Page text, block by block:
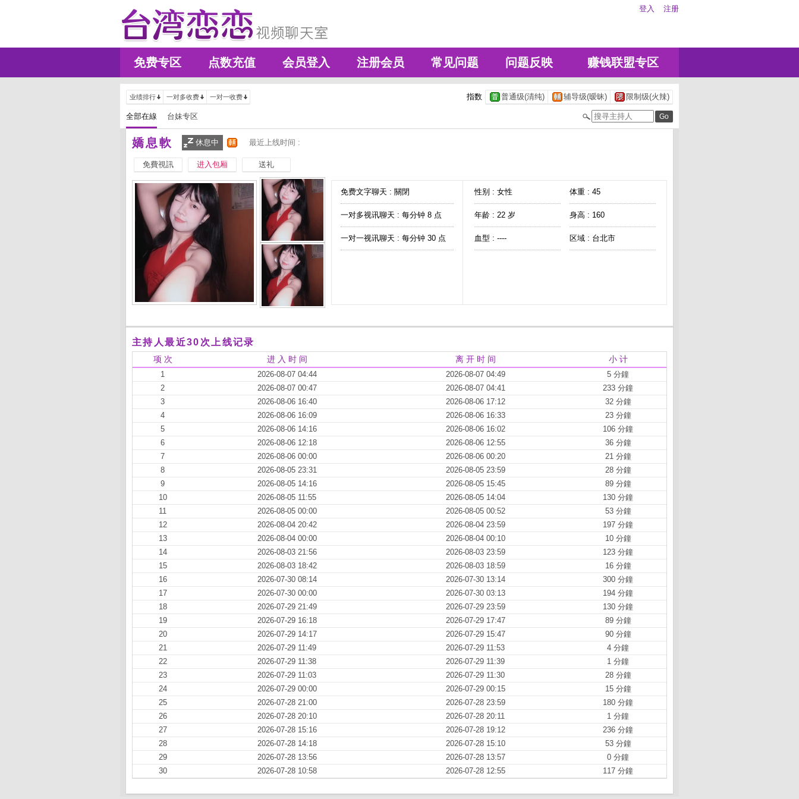
登入 注册
免费专区 点数充值 会员登入 注册会员 常见问题 问题反映 赚钱联盟专区
业绩排行 一对多收费 一对一收费 指数 普通级(清纯) 辅导级(暧昧) 限制级(火辣)
全部在線 台妹专区
嬌息軟 休息中 最近上线时间 :
免費視訊 进入包厢 送礼
免费文字聊天 : 關閉
一对多视讯聊天 : 每分钟 8 点
一对一视讯聊天 : 每分钟 30 点
性别 : 女性 体重 : 45
年龄 : 22 岁 身高 : 160
血型 : ---- 区域 : 台北市
主持人最近30次上线记录
项 次 进 入 时 间 离 开 时 间 小 计
1 2026-08-07 04:44 2026-08-07 04:49
5 分鐘
2
2026-08-07 00:47 2026-08-07 04:41
233 分鐘
3
2026-08-06 16:40 2026-08-06 17:12
32 分鐘
4
2026-08-06 16:09 2026-08-06 16:33
23 分鐘
5
2026-08-06 14:16 2026-08-06 16:02
106 分鐘
6
2026-08-06 12:18 2026-08-06 12:55
36 分鐘
7
2026-08-06 00:00 2026-08-06 00:20
21 分鐘
8
2026-08-05 23:31 2026-08-05 23:59
28 分鐘
9
2026-08-05 14:16 2026-08-05 15:45
89 分鐘
10
2026-08-05 11:55 2026-08-05 14:04
130 分鐘
11
2026-08-05 00:00 2026-08-05 00:52
53 分鐘
12
2026-08-04 20:42 2026-08-04 23:59
197 分鐘
13
2026-08-04 00:00 2026-08-04 00:10
10 分鐘
14
2026-08-03 21:56 2026-08-03 23:59
123 分鐘
15
2026-08-03 18:42 2026-08-03 18:59
16 分鐘
16
2026-07-30 08:14 2026-07-30 13:14
300 分鐘
17
2026-07-30 00:00 2026-07-30 03:13
194 分鐘
18
2026-07-29 21:49 2026-07-29 23:59
130 分鐘
19
2026-07-29 16:18 2026-07-29 17:47
89 分鐘
20
2026-07-29 14:17 2026-07-29 15:47
90 分鐘
21
2026-07-29 11:49 2026-07-29 11:53
4 分鐘
22
2026-07-29 11:38 2026-07-29 11:39
1 分鐘
23
2026-07-29 11:03 2026-07-29 11:30
28 分鐘
24
2026-07-29 00:00 2026-07-29 00:15
15 分鐘
25
2026-07-28 21:00 2026-07-28 23:59
180 分鐘
26
2026-07-28 20:10 2026-07-28 20:11
1 分鐘
27
2026-07-28 15:16 2026-07-28 19:12
236 分鐘
28
2026-07-28 14:18 2026-07-28 15:10
53 分鐘
29
2026-07-28 13:56 2026-07-28 13:57
0 分鐘
30
2026-07-28 10:58 2026-07-28 12:55 117 分鐘